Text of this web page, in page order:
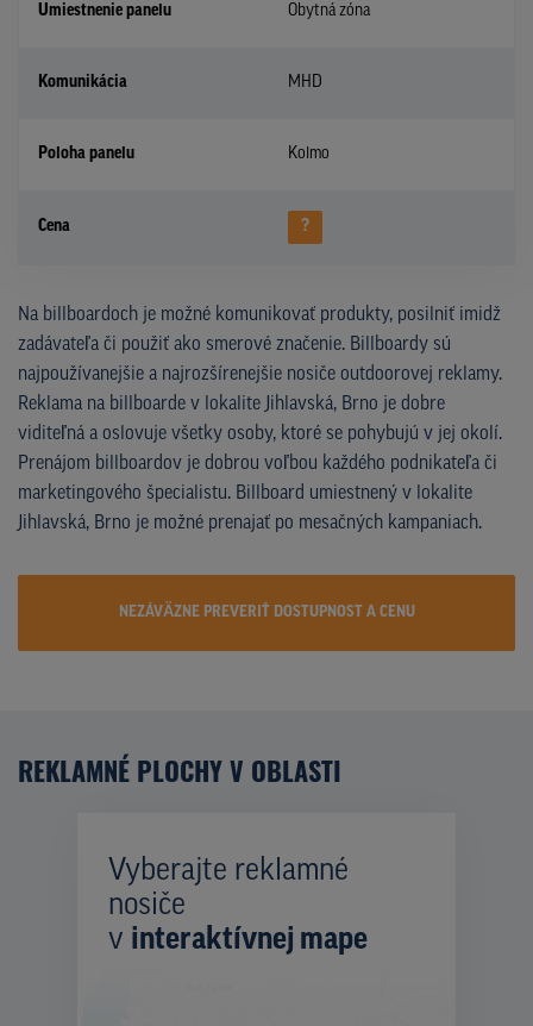
Umiestnenie panelu Obytná zóna
Komunikácia MHD
Poloha panelu Kolmo
Cena ?
Na billboardoch je možné komunikovať produkty, posilniť imidž
zadávateľa či použiť ako smerové značenie. Billboardy sú
najpoužívanejšie a najrozšírenejšie nosiče outdoorovej reklamy.
Reklama na billboarde v lokalite Jihlavská, Brno je dobre
viditeľná a oslovuje všetky osoby, ktoré se pohybujú v jej okolí.
Prenájom billboardov je dobrou voľbou každého podnikateľa či
marketingového špecialistu. Billboard umiestnený v lokalite
Jihlavská, Brno je možné prenajať po mesačných kampaniach.
NEZÁVÄZNE PREVERIŤ DOSTUPNOST A CENU
REKLAMNÉ PLOCHY V OBLASTI
Vyberajte reklamné
nosiče
v interaktívnej mape